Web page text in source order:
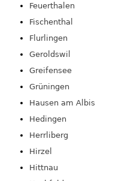
Feuerthalen
Fischenthal
Flurlingen
Geroldswil
Greifensee
Grüningen
Hausen am Albis
Hedingen
Herrliberg
Hirzel
Hittnau